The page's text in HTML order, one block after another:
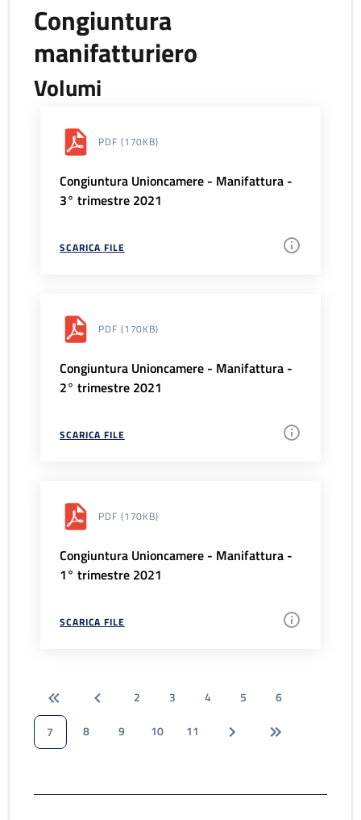
Congiuntura
manifatturiero
Volumi
PDF (170KB)
Congiuntura Unioncamere - Manifattura -
3° trimestre 2021
SCARICA FILE
PDF (170KB)
Congiuntura Unioncamere - Manifattura -
2° trimestre 2021
SCARICA FILE
PDF (170KB)
Congiuntura Unioncamere - Manifattura -
1° trimestre 2021
SCARICA FILE
2 3 4 5
6
7
8 9 10 11